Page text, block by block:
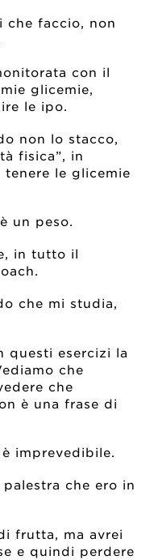
che faccio, non
con il
glicemie,
le ipo.
non lo stacco,
fisica”, in
tenere le glicemie
un peso.
in tutto il
che mi studia,
questi esercizi la
che
che
è una frase di
imprevedibile.
che ero in
frutta, ma avrei
e quindi perdere